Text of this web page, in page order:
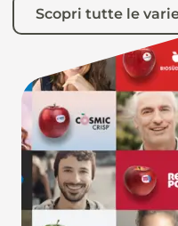
Scopri tutte le